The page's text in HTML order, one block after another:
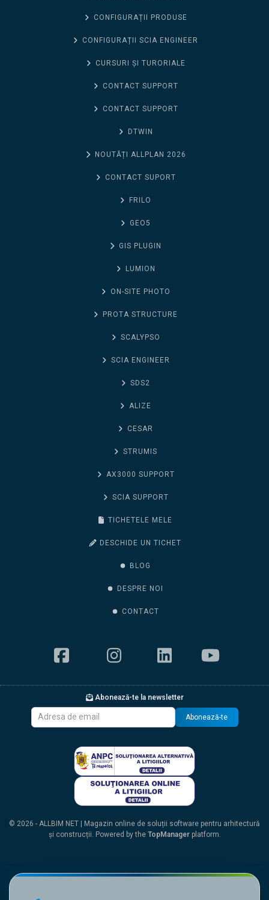
CONFIGURAȚII PRODUSE
CONFIGURAȚII SCIA ENGINEER
CURSURI ȘI TURORIALE
CONTACT SUPPORT
CONTACT SUPPORT
DTWIN
NOUTĂȚI ALLPLAN 2026
CONTACT SUPORT
FRILO
GEO5
GIS PLUGIN
LUMION
ON-SITE PHOTO
PROTA STRUCTURE
SCALYPSO
SCIA ENGINEER
SDS2
ALIZE
CESAR
STRUMIS
AX3000 SUPPORT
SCIA SUPPORT
TICHETELE MELE
DESCHIDE UN TICHET
BLOG
DESPRE NOI
CONTACT
Abonează-te la newsletter
Abonează-te
© 2026 - ALLBIM NET | Magazin online de soluții software pentru arhitectură
și construcții. Powered by the TopManagerplatform.